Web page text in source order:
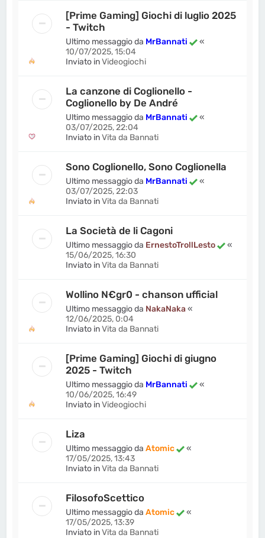
[Prime Gaming] Giochi di luglio 2025
- Twitch
Ultimo messaggio da MrBannati
«
10/07/2025, 15:04
Inviato inVideogiochi
La canzone di Coglionello -
Coglionello by De André
Ultimo messaggio da MrBannati
«
03/07/2025, 22:04
Inviato inVita da Bannati
Sono Coglionello, Sono Coglionella
Ultimo messaggio da MrBannati
«
03/07/2025, 22:03
Inviato inVita da Bannati
La Società de li Cagoni
Ultimo messaggio da ErnestoTrollLesto
«
15/06/2025, 16:30
Inviato inVita da Bannati
Wollino N€gr0 - chanson ufficial
Ultimo messaggio da NakaNaka«
12/06/2025, 0:04
Inviato inVita da Bannati
[Prime Gaming] Giochi di giugno
2025 - Twitch
Ultimo messaggio da MrBannati
«
10/06/2025, 16:49
Inviato inVideogiochi
Liza
Ultimo messaggio daAtomic
«
17/05/2025, 13:43
Inviato inVita da Bannati
FilosofoScettico
Ultimo messaggio daAtomic
«
17/05/2025, 13:39
Inviato inVita da Bannati